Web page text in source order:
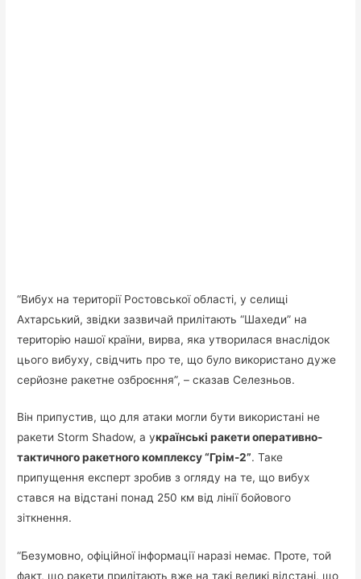
“Вибух на території Ростовської області, у селищі
Ахтарський, звідки зазвичай прилітають “Шахеди” на
територію нашої країни, вирва, яка утворилася внаслідок
цього вибуху, свідчить про те, що було використано дуже
серйозне ракетне озброєння”, – сказав Селезньов.
Він припустив, що для атаки могли бути використані не
ракети Storm Shadow, а українські ракети оперативно-
тактичного ракетного комплексу “Грім-2”. Таке
припущення експерт зробив з огляду на те, що вибух
стався на відстані понад 250 км від лінії бойового
зіткнення.
“Безумовно, офіційної інформації наразі немає. Проте, той
факт, що ракети прилітають вже на такі великі відстані, що